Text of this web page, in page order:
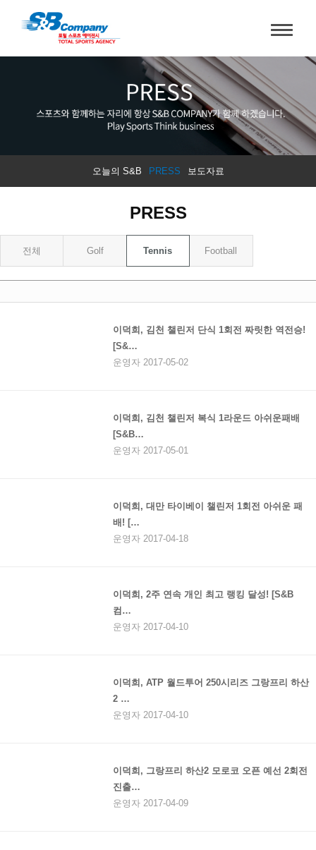
오늘의 S&B PRESS 보도자료
PRESS
전체 Golf Tennis Football
이덕희, 김천 챌린저 단식 1회전 짜릿한 역전승!
[S&…
운영자 2017-05-02
이덕희, 김천 챌린저 복식 1라운드 아쉬운패배
[S&B…
운영자 2017-05-01
이덕희, 대만 타이베이 챌린저 1회전 아쉬운 패
배! […
운영자 2017-04-18
이덕희, 2주 연속 개인 최고 랭킹 달성! [S&B
컴…
운영자 2017-04-10
이덕희, ATP 월드투어 250시리즈 그랑프리 하산
2 …
운영자 2017-04-10
이덕희, 그랑프리 하산2 모로코 오픈 예선 2회전
진출…
운영자 2017-04-09